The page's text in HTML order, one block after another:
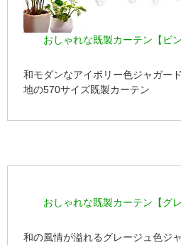
おしゃれな既製カーテン【ビ
和モダンなアイボリー色ジャガー
地の570サイズ既製カーテン
おしゃれな既製カーテン【グ
和の風情が溢れるグレージュ色ジ